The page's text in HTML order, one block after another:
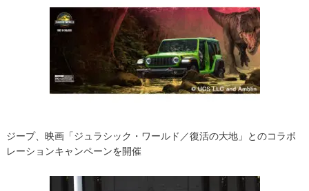
ジープ、映画「ジュラシック・ワールド／復活の大地」とのコラボ
レーションキャンペーンを開催